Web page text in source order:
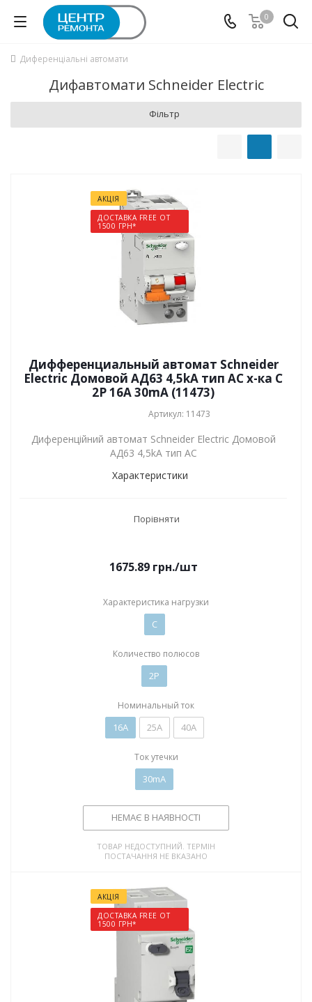
0
Диференціальні автомати
Дифавтомати Schneider Electric
Фільтр
АКЦІЯ
ДОСТАВКА FREE ОТ
1500 ГРН*
Дифференциальный автомат Schneider
Electric Домовой АД63 4,5kA тип АС х-ка C
2P 16А 30mA (11473)
Артикул: 11473
Диференційний автомат Schneider Electric Домовой
АД63 4,5kA тип АС
Характеристики
Порівняти
1675.89 грн./шт
Характеристика нагрузки
C
Количество полюсов
2P
Номинальный ток
16А 25А 40А
Ток утечки
30mA
НЕМАЄ В НАЯВНОСТІ
ТОВАР НЕДОСТУПНИЙ. ТЕРМІН
ПОСТАЧАННЯ НЕ ВКАЗАНО
АКЦІЯ
ДОСТАВКА FREE ОТ
1500 ГРН*